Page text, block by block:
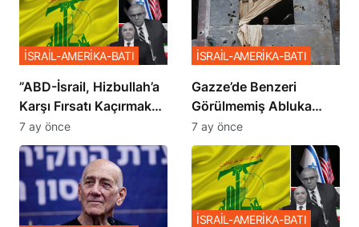
​​​​​​​”ABD-İsrail, Hizbullah’a
Karşı Fırsatı Kaçırmak
İstemiyor”
İSRAİL-AMERİKA-BATI
7 ay önce
​​​​​​​Gazze’de Benzeri
Görülmemiş Abluka
Planı
İSRAİL-AMERİKA-BATI
7 ay önce
İSRAİL-AMERİKA-BATI